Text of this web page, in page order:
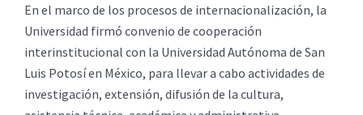
En el marco de los procesos de internacionalización, la
Universidad firmó convenio de cooperación
interinstitucional con la Universidad Autónoma de San
Luis Potosí en México, para llevar a cabo actividades de
investigación, extensión, difusión de la cultura,